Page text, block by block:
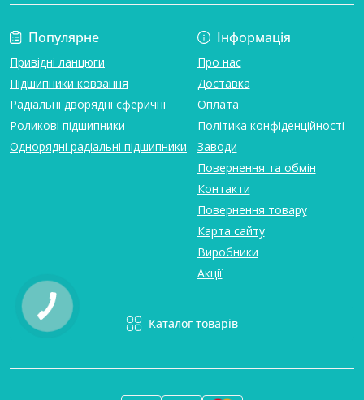
Популярне
Привідні ланцюги
Підшипники ковзання
Радіальні дворядні сферичні
Роликові підшипники
Однорядні радіальні підшипники
Інформація
Про нас
Доставка
Оплата
Політика конфіденційності
Заводи
Повернення та обмін
Контакти
Повернення товару
Карта сайту
Виробники
Акції
Каталог товарів